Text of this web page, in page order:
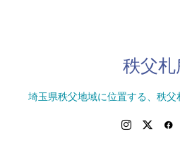
秩父札
埼玉県秩父地域に位置する、秩父